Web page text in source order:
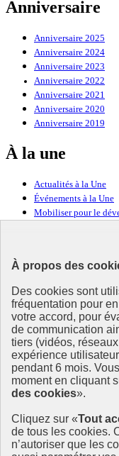
À propos des
Des cookies sont
fréquentation pour
votre accord, pour
de communication
tiers (vidéos,
expérience
pendant 6 mois.
moment en cliquant
des cookies».
Cliquez sur «Tout
de tous les cookies.
n’autoriser que les
Anniversaire
Anniversaire 2025
Anniversaire 2024
Anniversaire 2023
Anniversaire 2022
Anniversaire 2021
Anniversaire 2020
Anniversaire 2019
À la une
Actualités à la Une
Événements à la Une
Mobiliser pour le
Ressources
Ressources
La Méth’ODD
Gouvernement
Ce site propose
2030 et la feuille de
tous les acteurs.
info.gouv.fr-
service-public.fr -
legifrance.gouv.fr